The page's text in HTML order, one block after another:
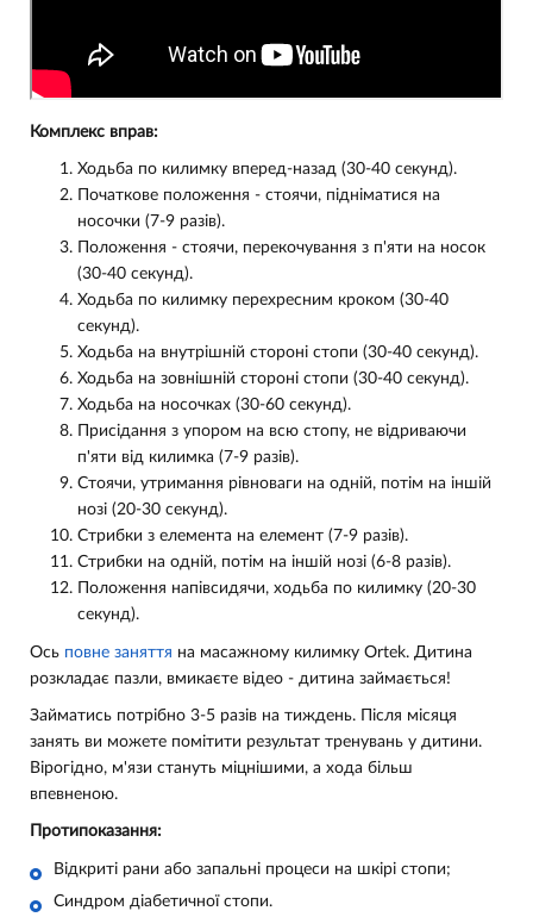
Комплекс вправ:
Ходьба по килимку вперед-назад (30-40 секунд).
Початкове положення - стоячи, підніматися на
носочки (7-9 разів).
Положення - стоячи, перекочування з п'яти на носок
(30-40 секунд).
Ходьба по килимку перехресним кроком (30-40
секунд).
Ходьба на внутрішній стороні стопи (30-40 секунд).
Ходьба на зовнішній стороні стопи (30-40 секунд).
Ходьба на носочках (30-60 секунд).
Присідання з упором на всю стопу, не відриваючи
п'яти від килимка (7-9 разів).
Стоячи, утримання рівноваги на одній, потім на іншій
нозі (20-30 секунд).
Стрибки з елемента на елемент (7-9 разів).
Стрибки на одній, потім на іншій нозі (6-8 разів).
Положення напівсидячи, ходьба по килимку (20-30
секунд).
Ось повне заняття на масажному килимку Ortek. Дитина
розкладає пазли, вмикаєте відео - дитина займається!
Займатись потрібно 3-5 разів на тиждень. Після місяця
занять ви можете помітити результат тренувань у дитини.
Вірогідно, м'язи стануть міцнішими, а хода більш
впевненою.
Протипоказання:
Відкриті рани або запальні процеси на шкірі стопи;
Синдром діабетичної стопи.